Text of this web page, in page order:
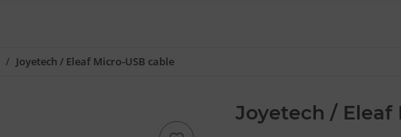
Joyetech / Eleaf Micro-USB cable
Joyetech / Eleaf